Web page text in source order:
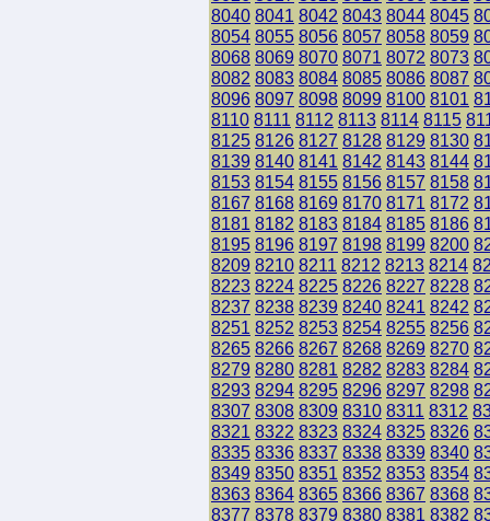
8040 8041 8042 8043 8044 8045
8054 8055 8056 8057 8058 8059
8068 8069 8070 8071 8072 8073
8082 8083 8084 8085 8086 8087
8096 8097 8098 8099 8100 8101
8110 8111 8112 8113 8114 8115
8125 8126 8127 8128 8129 8130
8139 8140 8141 8142 8143 8144
8153 8154 8155 8156 8157 8158
8167 8168 8169 8170 8171 8172
8181 8182 8183 8184 8185 8186
8195 8196 8197 8198 8199 8200
8209 8210 8211 8212 8213 8214
8223 8224 8225 8226 8227 8228
8237 8238 8239 8240 8241 8242
8251 8252 8253 8254 8255 8256
8265 8266 8267 8268 8269 8270
8279 8280 8281 8282 8283 8284
8293 8294 8295 8296 8297 8298
8307 8308 8309 8310 8311 8312
8321 8322 8323 8324 8325 8326
8335 8336 8337 8338 8339 8340
8349 8350 8351 8352 8353 8354
8363 8364 8365 8366 8367 8368
8377 8378 8379 8380 8381 8382